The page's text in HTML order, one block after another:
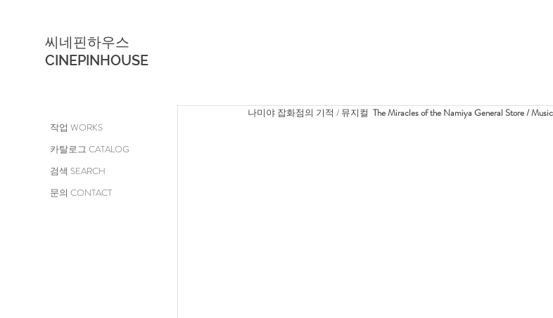
작업 WORKS
카탈로그 CATALOG
검색 SEARCH
문의 CONTACT
씨네핀하우스
CINEPINHOUSE
나미야 잡화점의 기적 / 뮤지컬 The Miracles of the Namiya General Store /